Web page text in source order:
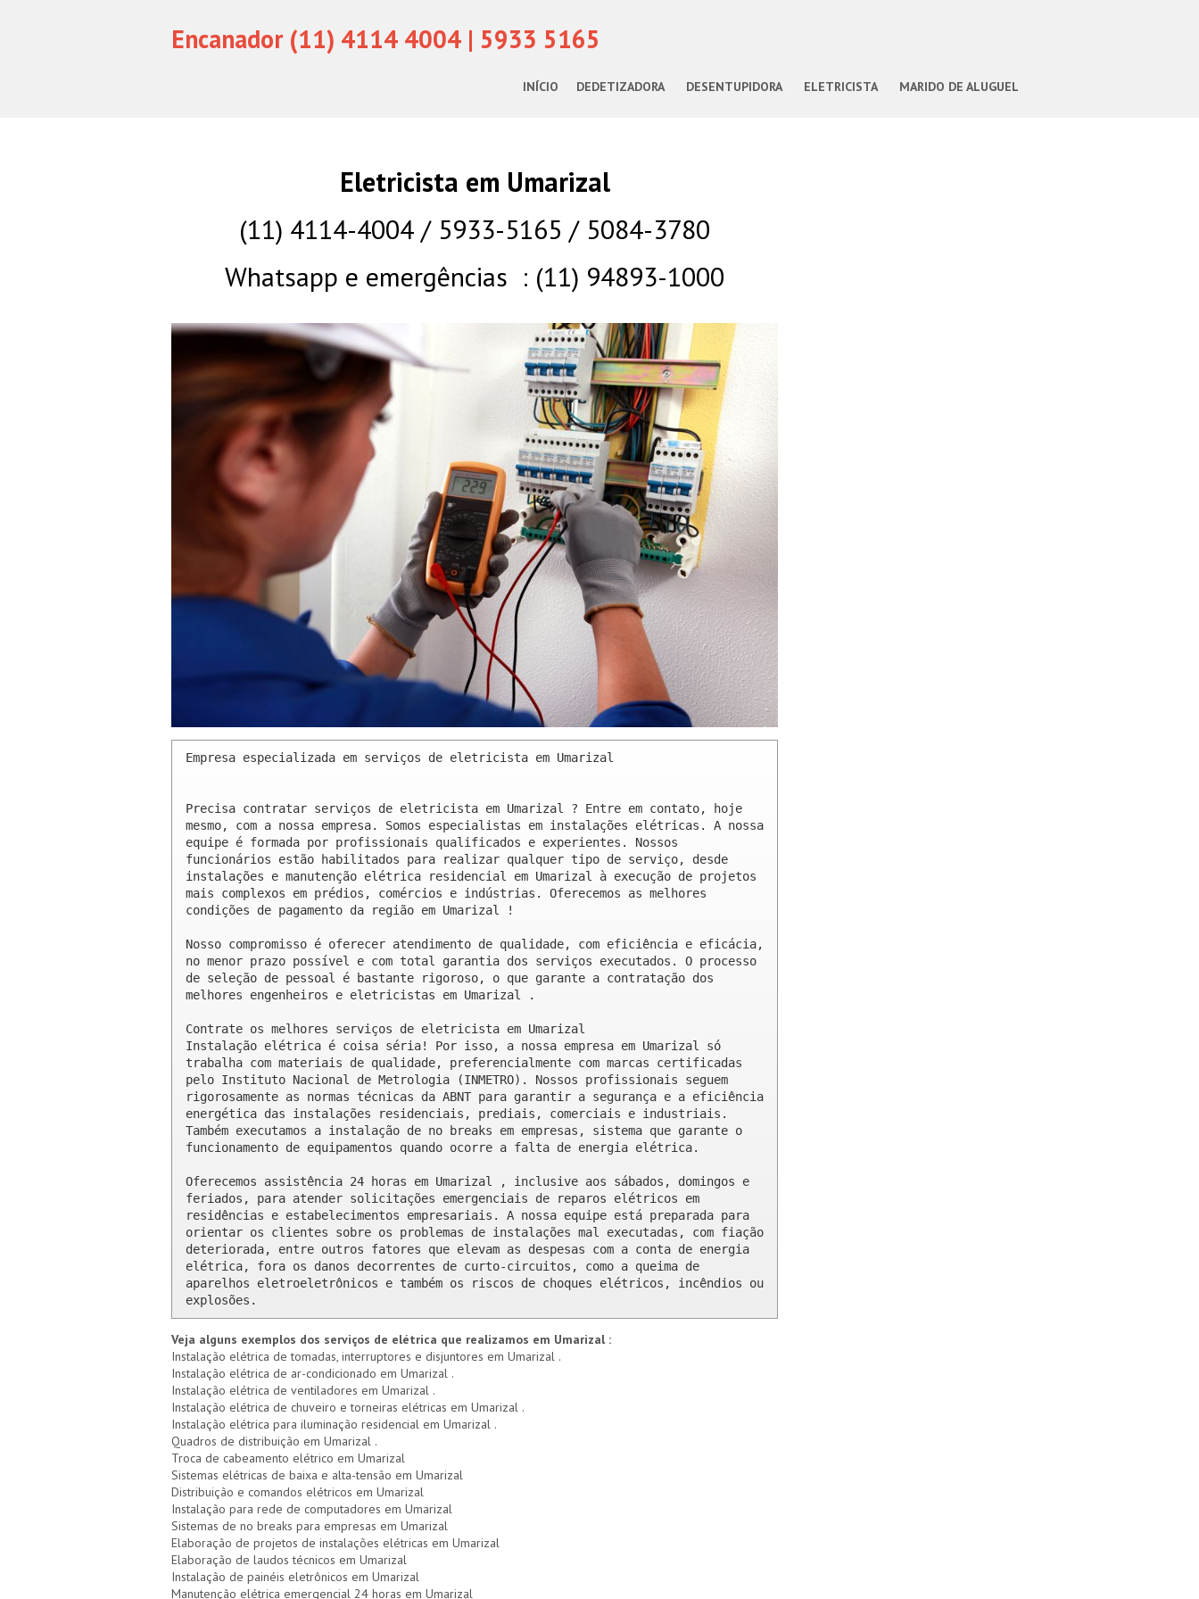
Encanador (11) 4114 4004 | 5933 5165
INÍCIO DEDETIZADORA DESENTUPIDORA ELETRICISTA MARIDO DE ALUGUEL
Eletricista em Umarizal
(11) 4114-4004 / 5933-5165 / 5084-3780
Whatsapp e emergências : (11) 94893-1000
Empresa especializada em serviços de eletricista em Umarizal
Precisa contratar serviços de eletricista em Umarizal ? Entre em contato, hoje
mesmo, com a nossa empresa. Somos especialistas em instalações elétricas. A nossa
equipe é formada por profissionais qualificados e experientes. Nossos
funcionários estão habilitados para realizar qualquer tipo de serviço, desde
instalações e manutenção elétrica residencial em Umarizal à execução de projetos
mais complexos em prédios, comércios e indústrias. Oferecemos as melhores
condições de pagamento da região em Umarizal !
Nosso compromisso é oferecer atendimento de qualidade, com eficiência e eficácia,
no menor prazo possível e com total garantia dos serviços executados. O processo
de seleção de pessoal é bastante rigoroso, o que garante a contratação dos
melhores engenheiros e eletricistas em Umarizal .
Contrate os melhores serviços de eletricista em Umarizal
Instalação elétrica é coisa séria! Por isso, a nossa empresa em Umarizal só
trabalha com materiais de qualidade, preferencialmente com marcas certificadas
pelo Instituto Nacional de Metrologia (INMETRO). Nossos profissionais seguem
rigorosamente as normas técnicas da ABNT para garantir a segurança e a eficiência
energética das instalações residenciais, prediais, comerciais e industriais.
Também executamos a instalação de no breaks em empresas, sistema que garante o
funcionamento de equipamentos quando ocorre a falta de energia elétrica.
Oferecemos assistência 24 horas em Umarizal , inclusive aos sábados, domingos e
feriados, para atender solicitações emergenciais de reparos elétricos em
residências e estabelecimentos empresariais. A nossa equipe está preparada para
orientar os clientes sobre os problemas de instalações mal executadas, com fiação
deteriorada, entre outros fatores que elevam as despesas com a conta de energia
elétrica, fora os danos decorrentes de curto-circuitos, como a queima de
aparelhos eletroeletrônicos e também os riscos de choques elétricos, incêndios ou
explosões.
Veja alguns exemplos dos serviços de elétrica que realizamos em Umarizal :
Instalação elétrica de tomadas, interruptores e disjuntores em Umarizal .
Instalação elétrica de ar-condicionado em Umarizal .
Instalação elétrica de ventiladores em Umarizal .
Instalação elétrica de chuveiro e torneiras elétricas em Umarizal .
Instalação elétrica para iluminação residencial em Umarizal .
Quadros de distribuição em Umarizal .
Troca de cabeamento elétrico em Umarizal
Sistemas elétricas de baixa e alta-tensão em Umarizal
Distribuição e comandos elétricos em Umarizal
Instalação para rede de computadores em Umarizal
Sistemas de no breaks para empresas em Umarizal
Elaboração de projetos de instalações elétricas em Umarizal
Elaboração de laudos técnicos em Umarizal
Instalação de painéis eletrônicos em Umarizal
Manutenção elétrica emergencial 24 horas em Umarizal